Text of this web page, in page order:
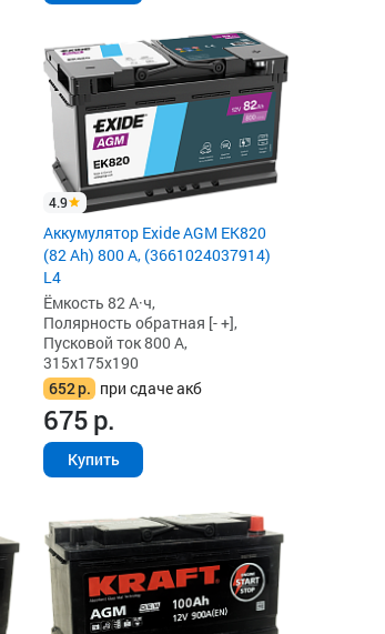
4.9
Аккумулятор Exide AGM EK820
(82 Ah) 800 А, (3661024037914)
L4
Ёмкость 82 А·ч,
Полярность обратная [- +],
Пусковой ток 800 А,
315x175x190
652р. при сдаче акб
675р.
Купить